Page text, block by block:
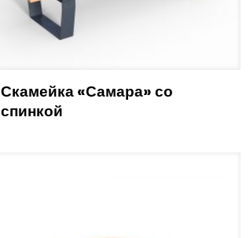
Скамейка «Самара» со
спинкой